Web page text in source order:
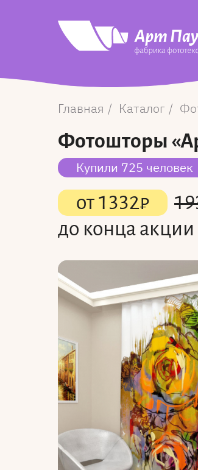
Главная Каталог
Фотошторы
Купили 725 человек
от1332₽
до конца акции